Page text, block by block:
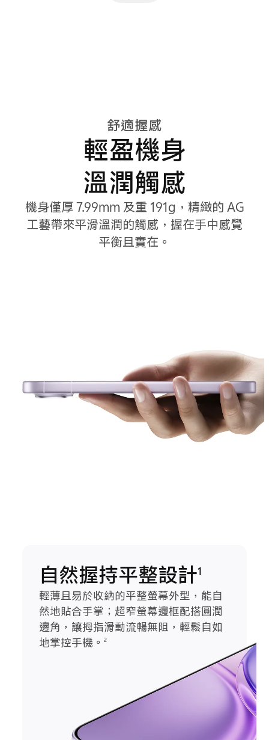
舒適握感
輕盈機身
溫潤觸感
機身僅厚 7.99mm 及重 191g，精緻的 AG
工藝帶來平滑溫潤的觸感，握在手中感覺
平衡且實在。
自然握持平整設計1
輕薄且易於收納的平整螢幕外型，能自
然地貼合手掌；超窄螢幕邊框配搭圓潤
邊角，讓拇指滑動流暢無阻，輕鬆自如
地掌控手機。2